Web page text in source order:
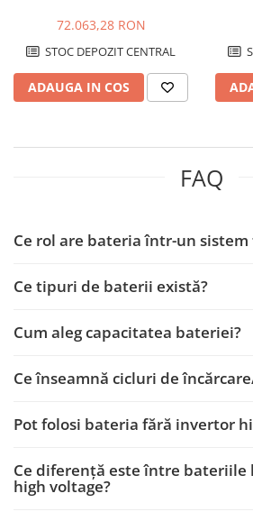
72.063,28 RON
STOC DEPOZIT CENTRAL
ADAUGA IN COS
FAQ
Ce rol are bateria într-un
Ce tipuri de baterii există?
Cum aleg capacitatea bateriei?
Ce înseamnă cicluri de
Pot folosi bateria fără invertor
Ce diferență este între bateriile
high voltage?